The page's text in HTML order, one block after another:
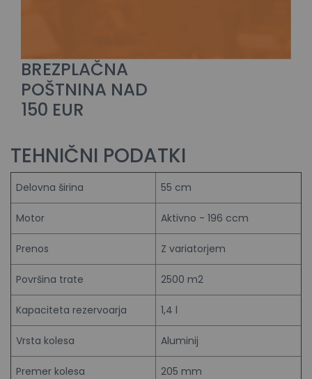
BREZPLAČNA
POŠTNINA NAD
150 EUR
TEHNIČNI PODATKI
Delovna širina 55 cm
Motor Aktivno - 196 ccm
Prenos Z variatorjem
Površina trate 2500 m2
Kapaciteta rezervoarja 1,4 l
Vrsta kolesa Aluminij
Premer kolesa 205 mm